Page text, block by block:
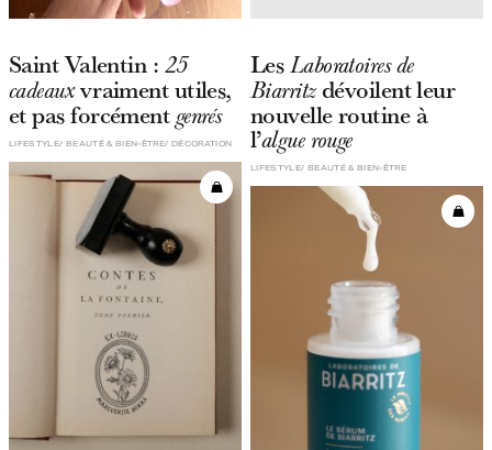
Saint Valentin : 25
cadeauxvraiment utiles,
et pas forcémentgenrés
BEAUTÉ & BIEN-ÊTRE DÉCORATION
LIFESTYLE
LesLaboratoires de
Biarritzdévoilent leur
nouvelle routine à
l’algue rouge
BEAUTÉ & BIEN-ÊTRE
LIFESTYLE